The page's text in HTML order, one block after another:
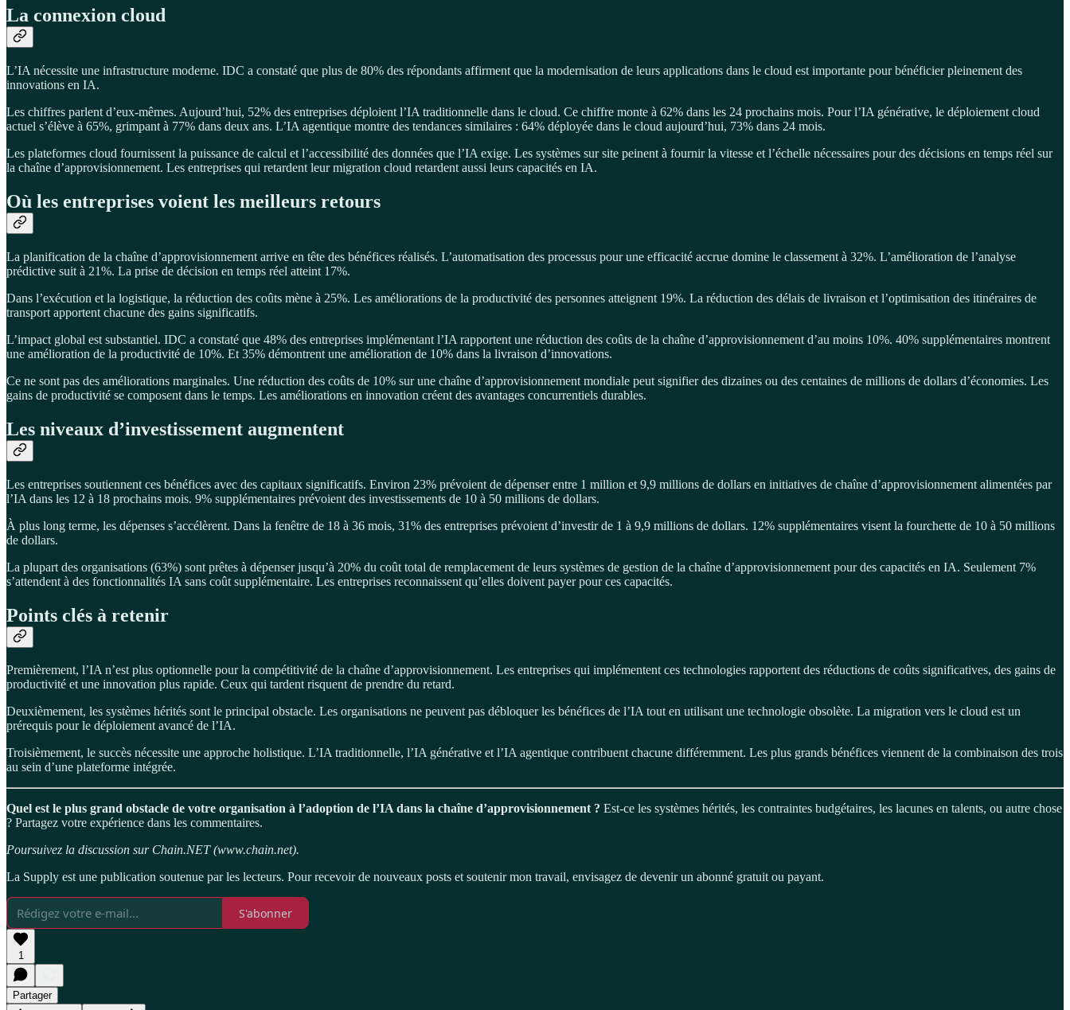
La connexion cloud
L’IA nécessite une infrastructure moderne. IDC a constaté que plus de 80% des répondants affirment que la modernisation de leurs applications dans le cloud est importante pour bénéficier pleinement des
innovations en IA.
Les chiffres parlent d’eux-mêmes. Aujourd’hui, 52% des entreprises déploient l’IA traditionnelle dans le cloud. Ce chiffre monte à 62% dans les 24 prochains mois. Pour l’IA générative, le déploiement cloud
actuel s’élève à 65%, grimpant à 77% dans deux ans. L’IA agentique montre des tendances similaires : 64% déployée dans le cloud aujourd’hui, 73% dans 24 mois.
Les plateformes cloud fournissent la puissance de calcul et l’accessibilité des données que l’IA exige. Les systèmes sur site peinent à fournir la vitesse et l’échelle nécessaires pour des décisions en temps réel sur
la chaîne d’approvisionnement. Les entreprises qui retardent leur migration cloud retardent aussi leurs capacités en IA.
Où les entreprises voient les meilleurs retours
La planification de la chaîne d’approvisionnement arrive en tête des bénéfices réalisés. L’automatisation des processus pour une efficacité accrue domine le classement à 32%. L’amélioration de l’analyse
prédictive suit à 21%. La prise de décision en temps réel atteint 17%.
Dans l’exécution et la logistique, la réduction des coûts mène à 25%. Les améliorations de la productivité des personnes atteignent 19%. La réduction des délais de livraison et l’optimisation des itinéraires de
transport apportent chacune des gains significatifs.
L’impact global est substantiel. IDC a constaté que 48% des entreprises implémentant l’IA rapportent une réduction des coûts de la chaîne d’approvisionnement d’au moins 10%. 40% supplémentaires montrent
une amélioration de la productivité de 10%. Et 35% démontrent une amélioration de 10% dans la livraison d’innovations.
Ce ne sont pas des améliorations marginales. Une réduction des coûts de 10% sur une chaîne d’approvisionnement mondiale peut signifier des dizaines ou des centaines de millions de dollars d’économies. Les
gains de productivité se composent dans le temps. Les améliorations en innovation créent des avantages concurrentiels durables.
Les niveaux d’investissement augmentent
Les entreprises soutiennent ces bénéfices avec des capitaux significatifs. Environ 23% prévoient de dépenser entre 1 million et 9,9 millions de dollars en initiatives de chaîne d’approvisionnement alimentées par
l’IA dans les 12 à 18 prochains mois. 9% supplémentaires prévoient des investissements de 10 à 50 millions de dollars.
À plus long terme, les dépenses s’accélèrent. Dans la fenêtre de 18 à 36 mois, 31% des entreprises prévoient d’investir de 1 à 9,9 millions de dollars. 12% supplémentaires visent la fourchette de 10 à 50 millions
de dollars.
La plupart des organisations (63%) sont prêtes à dépenser jusqu’à 20% du coût total de remplacement de leurs systèmes de gestion de la chaîne d’approvisionnement pour des capacités en IA. Seulement 7%
s’attendent à des fonctionnalités IA sans coût supplémentaire. Les entreprises reconnaissent qu’elles doivent payer pour ces capacités.
Points clés à retenir
Premièrement, l’IA n’est plus optionnelle pour la compétitivité de la chaîne d’approvisionnement. Les entreprises qui implémentent ces technologies rapportent des réductions de coûts significatives, des gains de
productivité et une innovation plus rapide. Ceux qui tardent risquent de prendre du retard.
Deuxièmement, les systèmes hérités sont le principal obstacle. Les organisations ne peuvent pas débloquer les bénéfices de l’IA tout en utilisant une technologie obsolète. La migration vers le cloud est un
prérequis pour le déploiement avancé de l’IA.
Troisièmement, le succès nécessite une approche holistique. L’IA traditionnelle, l’IA générative et l’IA agentique contribuent chacune différemment. Les plus grands bénéfices viennent de la combinaison des trois
au sein d’une plateforme intégrée.
Quel est le plus grand obstacle de votre organisation à l’adoption de l’IA dans la chaîne d’approvisionnement ? Est-ce les systèmes hérités, les contraintes budgétaires, les lacunes en talents, ou autre chose
? Partagez votre expérience dans les commentaires.
Poursuivez la discussion sur Chain.NET (www.chain.net).
La Supply est une publication soutenue par les lecteurs. Pour recevoir de nouveaux posts et soutenir mon travail, envisagez de devenir un abonné gratuit ou payant.
S'abonner
1
Partager